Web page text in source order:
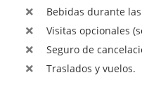
Bebidas durante
Visitas opcionales
Seguro de
Traslados y vuelos.